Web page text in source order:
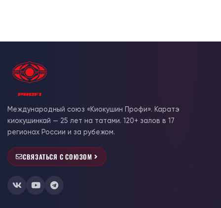
Международный союз «Киокушин Профи». Каратэ
киокушинкай — 25 лет на татами. 120+ залов в 17
регионах России и за рубежом.
СВЯЗАТЬСЯ С СОЮЗОМ